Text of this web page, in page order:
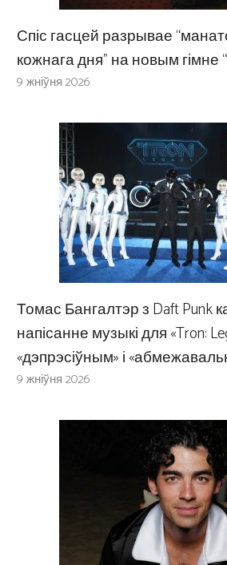
Спіс гасцей разрывае
кожнага дня” на новым гімне
9 жніўня 2026
Томас Бангалтэр з Daft Punk
напісанне музыкі для «Tron:
«дэпрэсіўным» і
9 жніўня 2026